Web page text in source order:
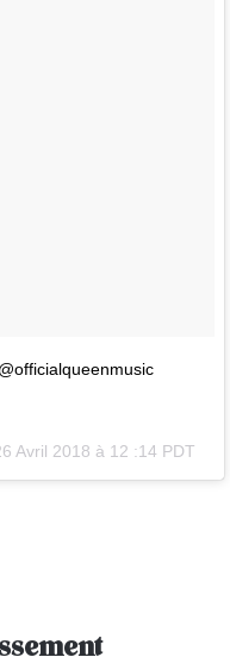
Avril 2018 à 12 :14 PDT